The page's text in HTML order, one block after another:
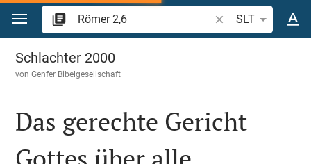
Zum Inhalt springen
Bibelstelle oder
SLT
Römer 2
Schlachter 2000
vonGenfer Bibelgesellschaft
Das gerechte Gericht